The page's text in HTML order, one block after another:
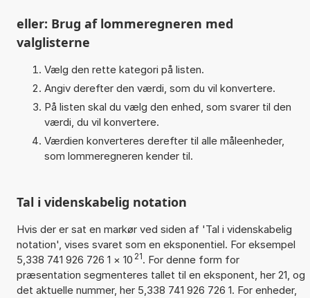
eller: Brug af lommeregneren med
valglisterne
Vælg den rette kategori på listen.
Angiv derefter den værdi, som du vil konvertere.
På listen skal du vælg den enhed, som svarer til den
værdi, du vil konvertere.
Værdien konverteres derefter til alle måleenheder,
som lommeregneren kender til.
Tal i videnskabelig notation
Hvis der er sat en markør ved siden af 'Tal i videnskabelig
notation', vises svaret som en eksponentiel. For eksempel
5,338 741 926 726 1 × 10 21. For denne form for
præsentation segmenteres tallet til en eksponent, her 21, og
det aktuelle nummer, her 5,338 741 926 726 1. For enheder,